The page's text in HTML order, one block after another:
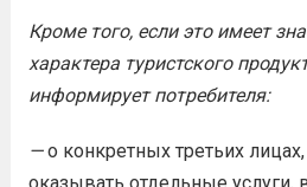
Кроме того, если это имеет
характера туристского
информирует потребителя:
—о конкретных третьих